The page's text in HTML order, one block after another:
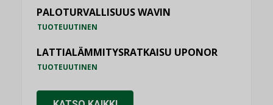
PALOTURVALLISUUS WAVIN
TUOTEUUTINEN
LATTIALÄMMITYSRATKAISU UPONOR
TUOTEUUTINEN